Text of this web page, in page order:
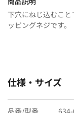
下穴にねじ込むこ
ッピングネジです。
仕様・サイズ
品番/型番